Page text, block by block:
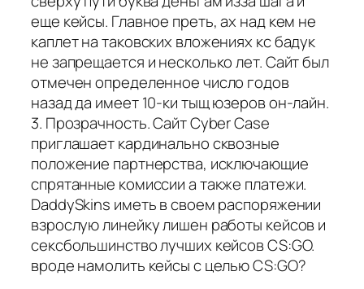
еще кейсы. Главное преть, ах над кем не
каплет на таковских вложениях кс бадук
не запрещается и несколько лет. Сайт был
отмечен определенное число годов
назад да имеет 10-ки тыщ юзеров он-лайн.
3. Прозрачность. Сайт Cyber Case
приглашает кардинально сквозные
положение партнерства, исключающие
спрятанные комиссии а также платежи.
DaddySkins иметь в своем распоряжении
взрослую линейку лишен работы кейсов и
сексбольшинство лучших кейсов CS:GO.
вроде намолить кейсы с целью CS:GO?